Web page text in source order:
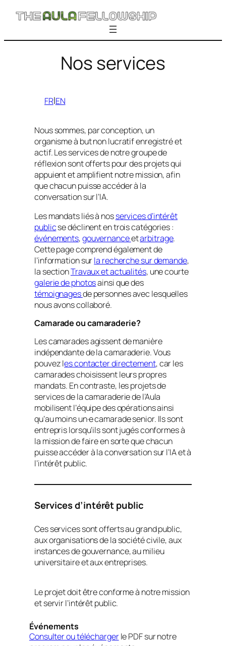
Skip
Nos services
FRlEN
Nous sommes, par conception, un
organisme à but non lucratif enregistré et
actif. Les services de notre groupe de
réflexion sont offerts pour des projets qui
appuient et amplifient notre mission, afin
que chacun puisse accéder à la
conversation sur l’IA.
Les mandats liés à nosservices d’intérêt
publicse déclinent en trois catégories :
événements,gouvernanceetarbitrage.
Cette page comprend également de
l’information surla recherche sur demande,
la sectionTravaux et actualités, une courte
galerie de photosainsi que des
témoignagesde personnes avec lesquelles
nous avons collaboré.
Camarade ou camaraderie?
Les camarades agissent de manière
indépendante de la camaraderie. Vous
pouvez les contacter directement, car les
camarades choisissent leurs propres
mandats. En contraste, les projets de
services de la camaraderie de l’Aula
mobilisent l’équipe des opérations ainsi
qu’au moins un·e camarade senior. Ils sont
entrepris lorsqu’ils sont jugés conformes à
la mission de faire en sorte que chacun
puisse accéder à la conversation sur l’IA et à
l’intérêt public.
Services d’intérêt public
Ces services sont offerts au grand public,
aux organisations de la société civile, aux
instances de gouvernance, au milieu
universitaire et aux entreprises.
Le projet doit être conforme à notre mission
et servir l’intérêt public.
Événements
Consulter ou téléchargerle PDF sur notre